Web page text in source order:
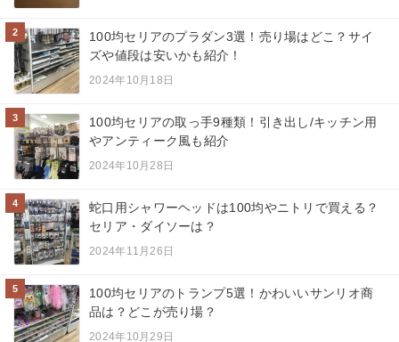
2
100均セリアのプラダン3選！売り場はどこ？サイ
ズや値段は安いかも紹介！
2024年10月18日
3
100均セリアの取っ手9種類！引き出し/キッチン用
やアンティーク風も紹介
2024年10月28日
4
蛇口用シャワーヘッドは100均やニトリで買える？
セリア・ダイソーは？
2024年11月26日
5
100均セリアのトランプ5選！かわいいサンリオ商
品は？どこが売り場？
2024年10月29日